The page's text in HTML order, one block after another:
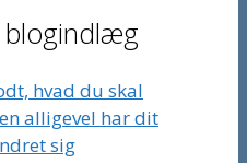
blogindlæg
hvad du skal
alligevel har dit
sig